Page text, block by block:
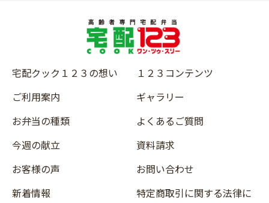
宅配クック１２３の想い
ご利用案内
お弁当の種類
今週の献立
お客様の声
新着情報
１２３コンテンツ
ギャラリー
よくあるご質問
資料請求
お問い合わせ
特定商取引に関する法律に